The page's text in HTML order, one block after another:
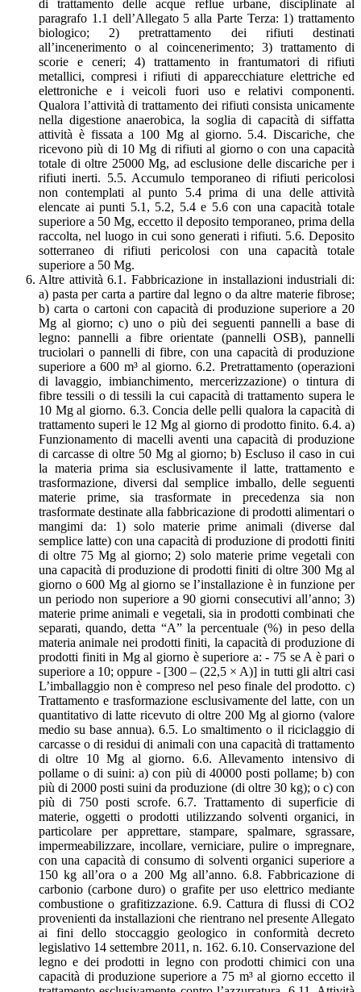
di trattamento delle acque reflue urbane, disciplinate al
paragrafo 1.1 dell’Allegato 5 alla Parte Terza: 1) trattamento
biologico; 2) pretrattamento dei rifiuti destinati
all’incenerimento o al coincenerimento; 3) trattamento di
scorie e ceneri; 4) trattamento in frantumatori di rifiuti
metallici, compresi i rifiuti di apparecchiature elettriche ed
elettroniche e i veicoli fuori uso e relativi componenti.
Qualora l’attività di trattamento dei rifiuti consista unicamente
nella digestione anaerobica, la soglia di capacità di siffatta
attività è fissata a 100 Mg al giorno. 5.4. Discariche, che
ricevono più di 10 Mg di rifiuti al giorno o con una capacità
totale di oltre 25000 Mg, ad esclusione delle discariche per i
rifiuti inerti. 5.5. Accumulo temporaneo di rifiuti pericolosi
non contemplati al punto 5.4 prima di una delle attività
elencate ai punti 5.1, 5.2, 5.4 e 5.6 con una capacità totale
superiore a 50 Mg, eccetto il deposito temporaneo, prima della
raccolta, nel luogo in cui sono generati i rifiuti. 5.6. Deposito
sotterraneo di rifiuti pericolosi con una capacità totale
superiore a 50 Mg.
Altre attività 6.1. Fabbricazione in installazioni industriali di:
a) pasta per carta a partire dal legno o da altre materie fibrose;
b) carta o cartoni con capacità di produzione superiore a 20
Mg al giorno; c) uno o più dei seguenti pannelli a base di
legno: pannelli a fibre orientate (pannelli OSB), pannelli
truciolari o pannelli di fibre, con una capacità di produzione
superiore a 600 m³ al giorno. 6.2. Pretrattamento (operazioni
di lavaggio, imbianchimento, mercerizzazione) o tintura di
fibre tessili o di tessili la cui capacità di trattamento supera le
10 Mg al giorno. 6.3. Concia delle pelli qualora la capacità di
trattamento superi le 12 Mg al giorno di prodotto finito. 6.4. a)
Funzionamento di macelli aventi una capacità di produzione
di carcasse di oltre 50 Mg al giorno; b) Escluso il caso in cui
la materia prima sia esclusivamente il latte, trattamento e
trasformazione, diversi dal semplice imballo, delle seguenti
materie prime, sia trasformate in precedenza sia non
trasformate destinate alla fabbricazione di prodotti alimentari o
mangimi da: 1) solo materie prime animali (diverse dal
semplice latte) con una capacità di produzione di prodotti finiti
di oltre 75 Mg al giorno; 2) solo materie prime vegetali con
una capacità di produzione di prodotti finiti di oltre 300 Mg al
giorno o 600 Mg al giorno se l’installazione è in funzione per
un periodo non superiore a 90 giorni consecutivi all’anno; 3)
materie prime animali e vegetali, sia in prodotti combinati che
separati, quando, detta “A” la percentuale (%) in peso della
materia animale nei prodotti finiti, la capacità di produzione di
prodotti finiti in Mg al giorno è superiore a: - 75 se A è pari o
superiore a 10; oppure - [300 – (22,5 × A)] in tutti gli altri casi
L’imballaggio non è compreso nel peso finale del prodotto. c)
Trattamento e trasformazione esclusivamente del latte, con un
quantitativo di latte ricevuto di oltre 200 Mg al giorno (valore
medio su base annua). 6.5. Lo smaltimento o il riciclaggio di
carcasse o di residui di animali con una capacità di trattamento
di oltre 10 Mg al giorno. 6.6. Allevamento intensivo di
pollame o di suini: a) con più di 40000 posti pollame; b) con
più di 2000 posti suini da produzione (di oltre 30 kg); o c) con
più di 750 posti scrofe. 6.7. Trattamento di superficie di
materie, oggetti o prodotti utilizzando solventi organici, in
particolare per apprettare, stampare, spalmare, sgrassare,
impermeabilizzare, incollare, verniciare, pulire o impregnare,
con una capacità di consumo di solventi organici superiore a
150 kg all’ora o a 200 Mg all’anno. 6.8. Fabbricazione di
carbonio (carbone duro) o grafite per uso elettrico mediante
combustione o grafitizzazione. 6.9. Cattura di flussi di CO2
provenienti da installazioni che rientrano nel presente Allegato
ai fini dello stoccaggio geologico in conformità decreto
legislativo 14 settembre 2011, n. 162. 6.10. Conservazione del
legno e dei prodotti in legno con prodotti chimici con una
capacità di produzione superiore a 75 m³ al giorno eccetto il